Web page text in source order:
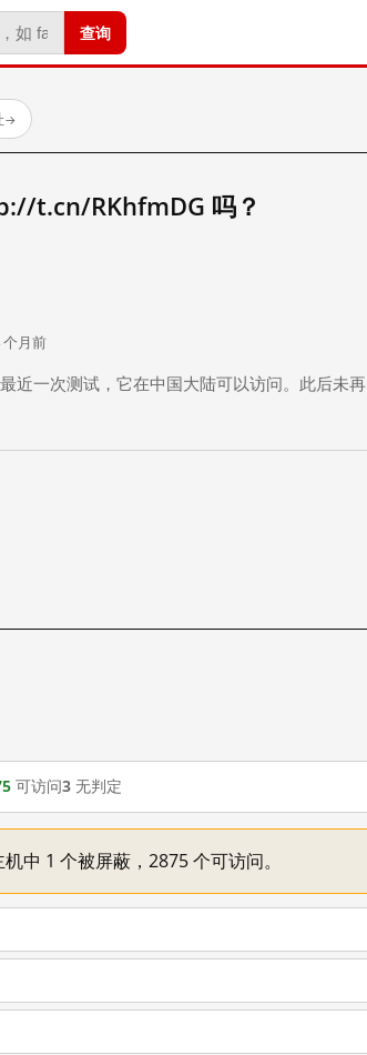
查询
→
t.cn/RKhfmDG 吗？
个月前
近一次测试，它在中国大陆可以访问。此后未再
可访问3 无判定
中 1 个被屏蔽，2875 个可访问。